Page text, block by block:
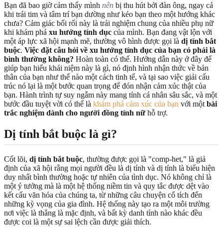
Bạn đã bao giờ cảm thấy mình nên bị thu hút bởi đàn ông, ngay cả
khi trái tim và tâm trí bạn dường như kéo bạn theo một hướng khác
chưa? Cảm giác bối rối này là trải nghiệm chung của nhiều phụ nữ
khi khám phá xu hướng tính dục của mình. Bạn đang vật lộn với
một áp lực xã hội mạnh mẽ, thường vô hình được gọi là dị tính bắt
buộc. Việc đặt câu hỏi về xu hướng tính dục của bạn có phải là
bình thường không? Hoàn toàn có thể. Hướng dẫn này ở đây để
giúp bạn hiểu khái niệm này là gì, nó định hình nhận thức về bản
thân của bạn như thế nào một cách tinh tế, và tại sao việc giải cấu
trúc nó lại là một bước quan trọng để đón nhận cảm xúc thật của
bạn. Hành trình tự suy ngẫm này mang tính cá nhân sâu sắc, và một
bước đầu tuyệt vời có thể là khám phá cảm xúc của bạn với một bài
trắc nghiệm dành cho người đồng tính nữ hỗ trợ.
Dị tính bắt buộc là gì?
Cốt lõi, dị tính bắt buộc, thường được gọi là "comp-het," là giả
định của xã hội rằng mọi người đều là dị tính và dị tính là biểu hiện
duy nhất bình thường hoặc tự nhiên của tình dục. Nó không chỉ là
một ý tưởng mà là một hệ thống niềm tin và quy tắc được dệt vào
kết cấu văn hóa của chúng ta, từ những câu chuyện cổ tích đến
những kỳ vọng của gia đình. Hệ thống này tạo ra một môi trường
nơi việc là thẳng là mặc định, và bất kỳ danh tính nào khác đều
được coi là một sự sai lệch cần được giải thích.